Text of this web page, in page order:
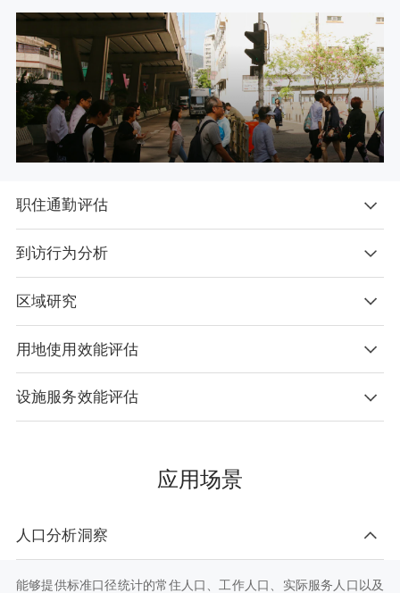
职住通勤评估
依据用户出行特征，建立职住关联矩阵，支持就业地和居住地分
到访行为分析
在出行OD分析的基础上支持识别就医、商务、旅游等出行目的，更
区域研究
通过人口迁徙数据、常住人口流动数据、跨城OD及通勤数据，准确
都市圈为主体的新型城镇化规划建设。
用地使用效能评估
支持结合自有各类型AOI面数据及指定边界，对居住区、产业园
设施服务效能评估
应用场景
人口分析洞察
能够提供标准口径统计的常住人口、工作人口、实际服务人口以及